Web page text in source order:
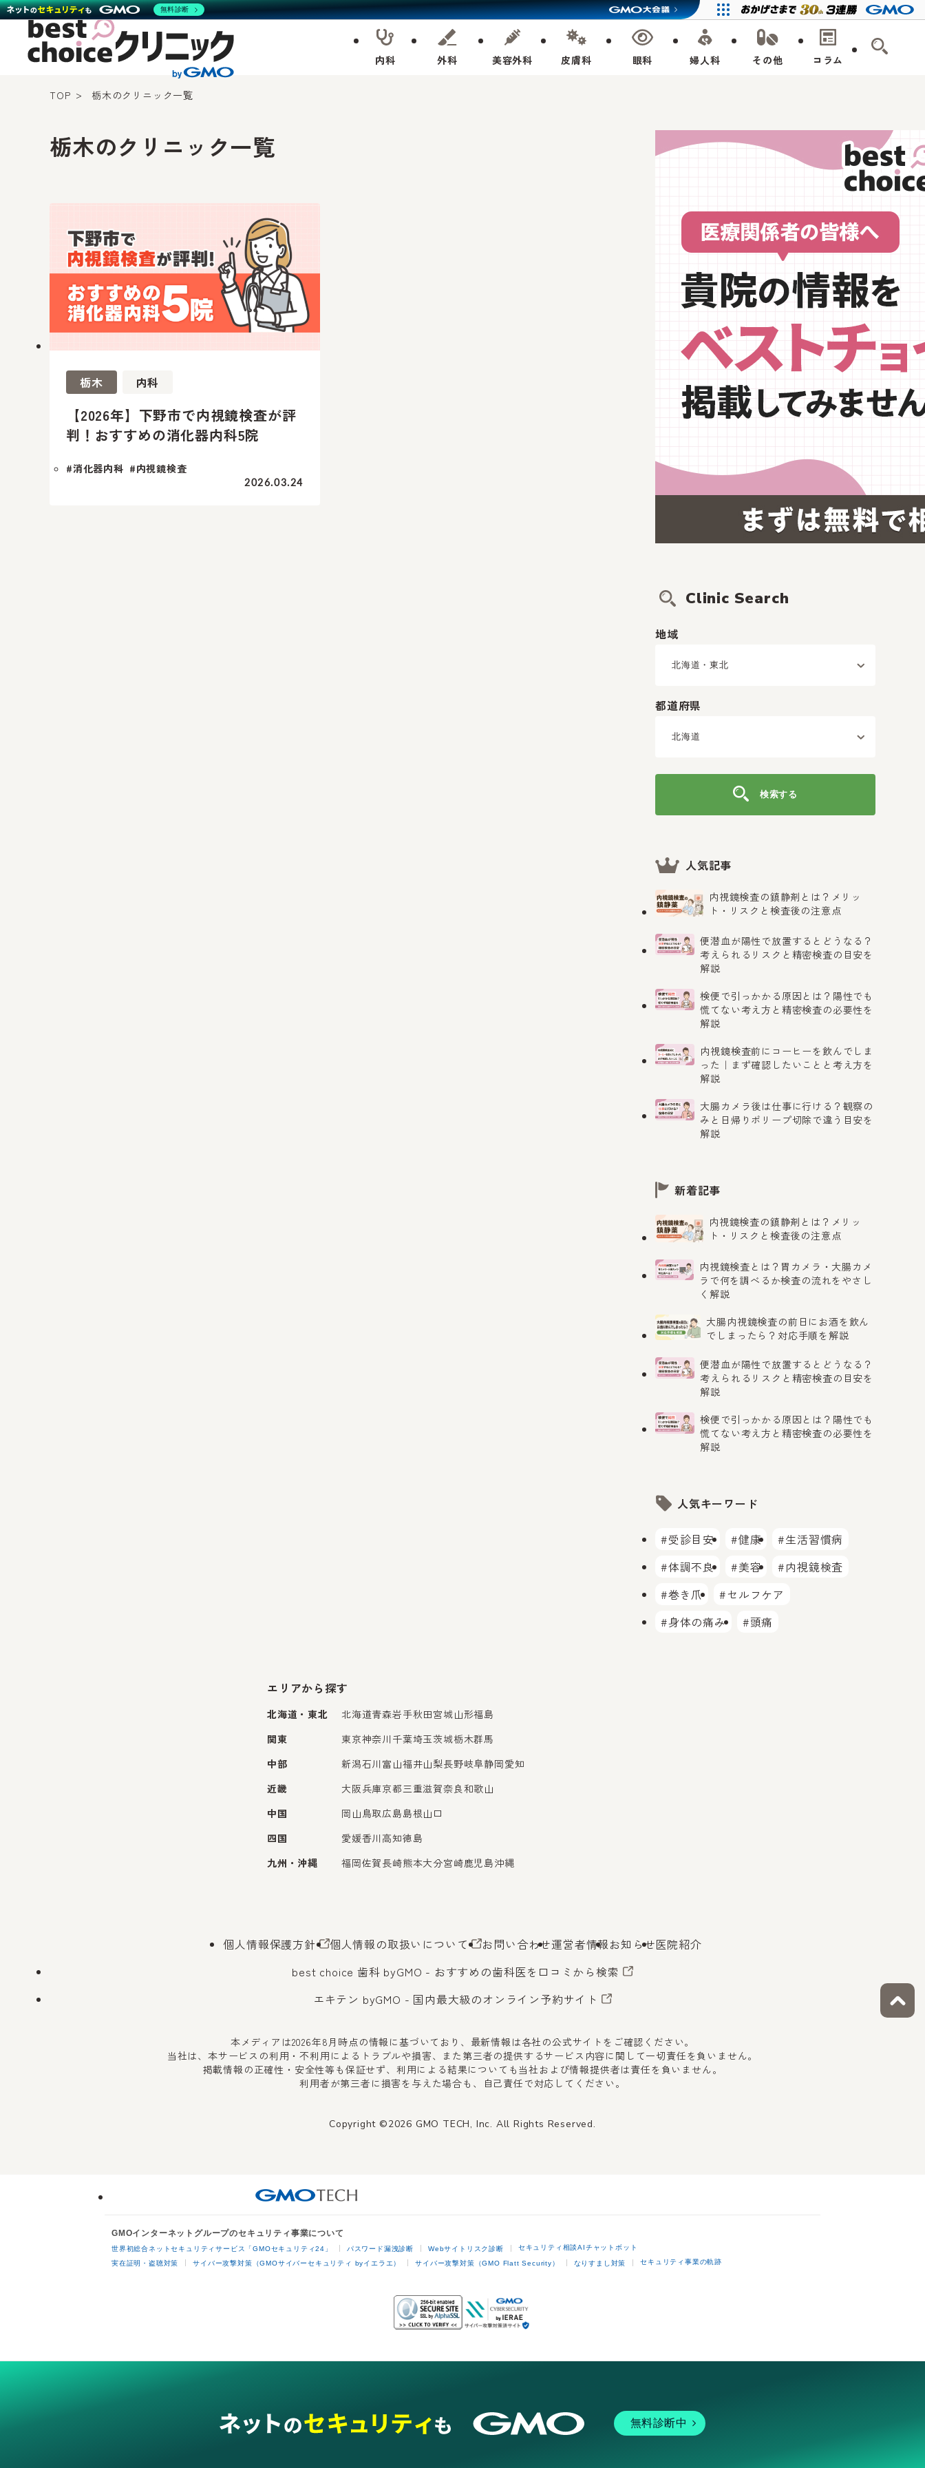
内科 外科 美容外科 皮膚科 眼科 婦人科 その他 コラム
TOP 栃木のクリニック一覧
栃木のクリニック一覧
栃木 内科
【2026年】下野市で内視鏡検査が評
判！おすすめの消化器内科5院
#消化器内科 #内視鏡検査
2026.03.24
Clinic Search
地域
都道府県
検索する
人気記事
内視鏡検査の鎮静剤とは？メリッ
ト・リスクと検査後の注意点
便潜血が陽性で放置するとどうなる？
考えられるリスクと精密検査の目安を
解説
検便で引っかかる原因とは？陽性でも
慌てない考え方と精密検査の必要性を
解説
内視鏡検査前にコーヒーを飲んでしま
った｜まず確認したいことと考え方を
解説
大腸カメラ後は仕事に行ける？観察の
みと日帰りポリープ切除で違う目安を
解説
新着記事
内視鏡検査の鎮静剤とは？メリッ
ト・リスクと検査後の注意点
内視鏡検査とは？胃カメラ・大腸カメ
ラで何を調べるか検査の流れをやさし
く解説
大腸内視鏡検査の前日にお酒を飲ん
でしまったら？対応手順を解説
便潜血が陽性で放置するとどうなる？
考えられるリスクと精密検査の目安を
解説
検便で引っかかる原因とは？陽性でも
慌てない考え方と精密検査の必要性を
解説
人気キーワード
#受診目安 #健康
#生活習慣病
#体調不良
#美容
#内視鏡検査
#巻き爪
#セルフケア
#身体の痛み
#頭痛
エリアから探す
北海道・東北 北海道青森岩手秋田宮城山形福島
関東
東京神奈川 千葉埼玉茨城栃木群馬
中部
新潟石川 富山福井山梨長野岐阜静岡愛知
近畿
大阪兵庫京都三重滋賀奈良和歌山
中国
岡山鳥取広島島根山口
四国
愛媛香川 高知徳島
九州・沖縄
福岡佐賀長崎熊本大分宮崎鹿児島沖縄
個人情報保護方針 個人情報の取扱いについて お問い合わせ運営者情報お知らせ医院紹介
best choice 歯科 byGMO - おすすめの歯科医を口コミから検索
エキテン byGMO - 国内最大級のオンライン予約サイト
本メディアは2026年8月時点の情報に基づいており、最新情報は各社の公式サイトをご確認ください。
当社は、本サービスの利用・不利用によるトラブルや損害、また第三者の提供するサービス内容に関して一切責任を負いません。
掲載情報の正確性・安全性等も保証せず、利用による結果についても当社および情報提供者は責任を負いません。
利用者が第三者に損害を与えた場合も、自己責任で対応してください。
Copyright ©2026 GMO TECH, Inc. All Rights Reserved.
GMOインターネットグループのセキュリティ事業について
世界初総合ネットセキュリティサービス「GMOセキュリティ24」 パスワード漏洩診断 Webサイトリスク診断 セキュリティ相談AIチャットボット
実在証明・盗聴対策 サイバー攻撃対策（GMOサイバーセキュリティ byイエラエ） サイバー攻撃対策（GMO Flatt Security） なりすまし対策 セキュリティ事業の軌跡
無料診断中
無料診断